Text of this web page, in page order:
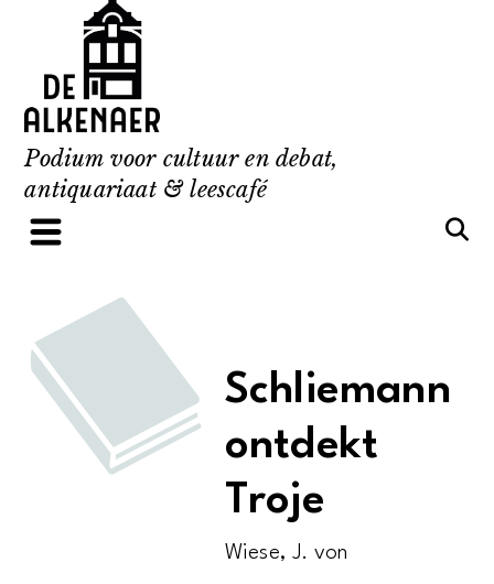
content
Podium voor cultuur en debat,
antiquariaat & leescafé
Schliemann
ontdekt
Troje
Wiese, J. von